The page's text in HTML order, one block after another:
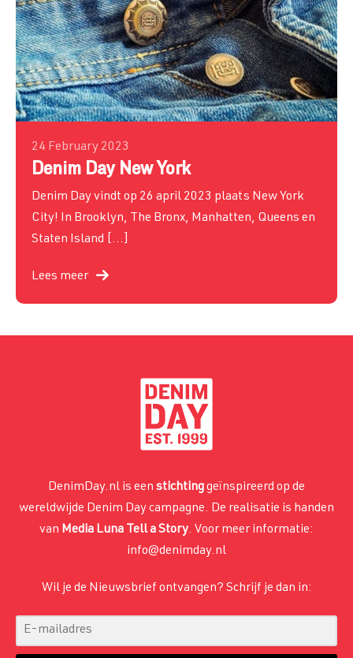
24 February 2023
Denim Day New York
Denim Day vindt op 26 april 2023 plaats New York
City! In Brooklyn, The Bronx, Manhatten, Queens en
Staten Island […]
Lees meer
DenimDay.nl is een stichtinggeïnspireerd op de
wereldwijde Denim Day campagne. De realisatie is handen
van Media Luna Tell a Story. Voor meer informatie:
info@denimday.nl
Wil je de Nieuwsbrief ontvangen? Schrijf je dan in: